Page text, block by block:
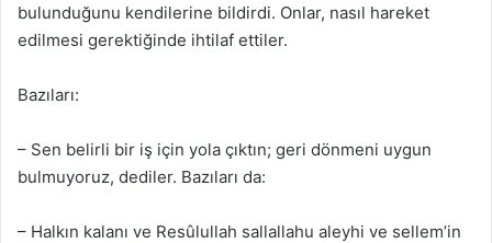
bulunduğunu kendilerine bildirdi. Onlar, nasıl hareket
edilmesi gerektiğinde ihtilaf ettiler.
Bazıları:
– Sen belirli bir iş için yola çıktın; geri dönmeni uygun
bulmuyoruz, dediler. Bazıları da:
– Halkın kalanı ve Resûlullah sallallahu aleyhi ve sellem’in